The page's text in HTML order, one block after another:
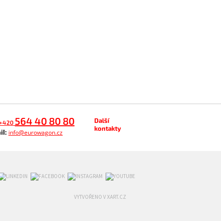
564 40 80 80
info@eurowagon.cz
Další
kontakty
VYTVOŘENO V XART.CZ